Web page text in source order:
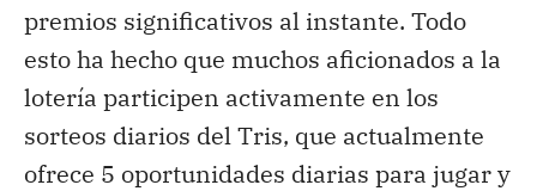
premios significativos al instante. Todo
esto ha hecho que muchos aficionados a la
lotería participen activamente en los
sorteos diarios del Tris, que actualmente
ofrece 5 oportunidades diarias para jugar y